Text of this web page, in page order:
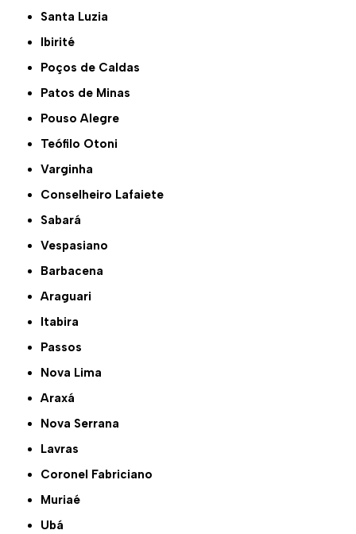
Santa Luzia
Ibirité
Poços de Caldas
Patos de Minas
Pouso Alegre
Teófilo Otoni
Varginha
Conselheiro Lafaiete
Sabará
Vespasiano
Barbacena
Araguari
Itabira
Passos
Nova Lima
Araxá
Nova Serrana
Lavras
Coronel Fabriciano
Muriaé
Ubá